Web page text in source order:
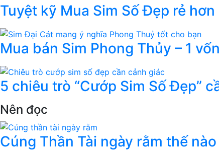
Tuyệt kỹ Mua Sim Số Đẹp rẻ
Mua bán Sim Phong Thủy – 1
5 chiêu trò “Cướp Sim Số Đẹp”
Nên đọc
Cúng Thần Tài ngày rằm thế